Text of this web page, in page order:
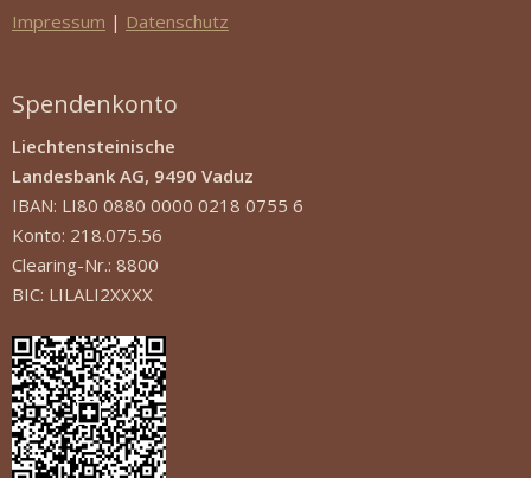
Impressum | Datenschutz
Spendenkonto
Liechtensteinische
Landesbank AG, 9490 Vaduz
IBAN: LI80 0880 0000 0218 0755 6
Konto: 218.075.56
Clearing-Nr.: 8800
BIC: LILALI2XXXX